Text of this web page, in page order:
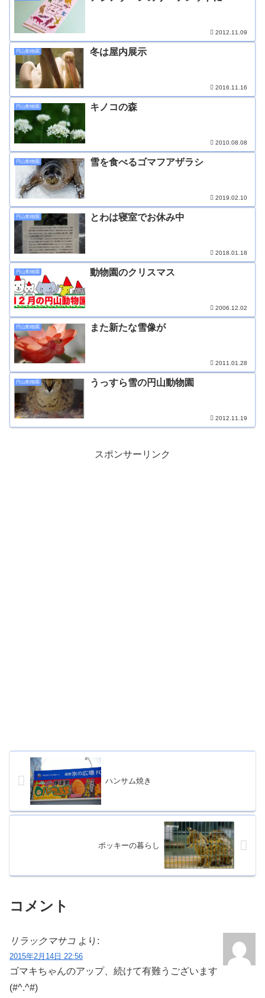
2012.11.09
円山動物園 冬は屋内展示
2016.11.16
円山動物園 キノコの森
2010.08.08
円山動物園 雪を食べるゴマフアザラシ
2019.02.10
円山動物園 とわは寝室でお休み中
2018.01.18
円山動物園 動物園のクリスマス
2006.12.02
円山動物園 また新たな雪像が
2011.01.28
円山動物園 うっすら雪の円山動物園
2012.11.19
スポンサーリンク
ハンサム焼き
ポッキーの暮らし
コメント
リラックマサコ より:
2015年2月14日 22:56
ゴマキちゃんのアップ、続けて有難うございます
(#^.^#)